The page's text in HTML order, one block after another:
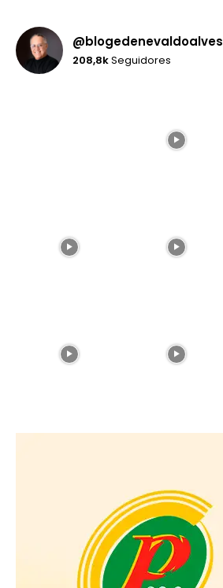
@blogedenevaldoalves
208,8kSeguidores